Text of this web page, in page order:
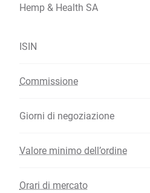
Hemp & Health SA
ISIN
Commissione
Giorni di negoziazione
Valore minimo dell’ordine
Orari di mercato